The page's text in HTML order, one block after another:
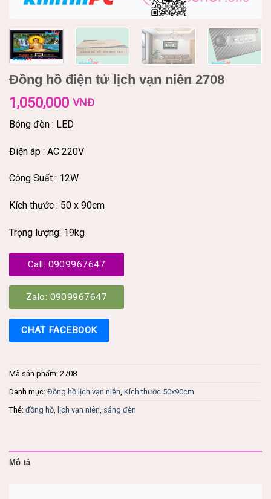
Đồng hồ điện tử lịch vạn niên 2708
1,050,000 VNĐ
Bóng đèn : LED
Điện áp : AC 220V
Công Suất : 12W
Kích thước : 50 x 90cm
Trọng lượng: 19kg
Call: 0909967647
Zalo: 0909967647
CHAT FACEBOOK
Mã sản phẩm: 2708
Danh mục: Đồng hồ lịch vạn niên, Kích thước 50x90cm
Thẻ: đồng hồ, lịch vạn niên, sáng đèn
Mô tả